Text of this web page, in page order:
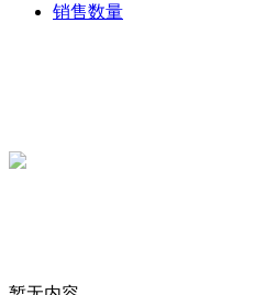
销售数量